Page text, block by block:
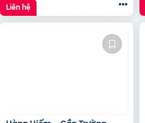
Liên hệ